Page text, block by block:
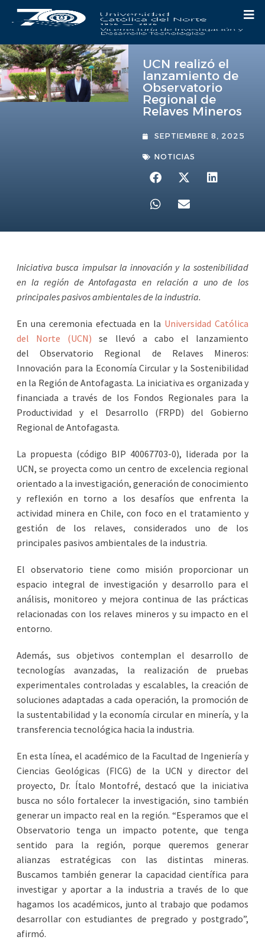
UCN realizó el
lanzamiento de
Observatorio
Regional de
Relaves Mineros
SEPTIEMBRE 8, 2025
NOTICIAS
Iniciativa busca impulsar la innovación y la sostenibilidad
en la región de Antofagasta en relación a uno de los
principales pasivos ambientales de la industria.
En una ceremonia efectuada en la Universidad Católica
del Norte (UCN) se llevó a cabo el lanzamiento
del Observatorio Regional de Relaves Mineros:
Innovación para la Economía Circular y la Sostenibilidad
en la Región de Antofagasta. La iniciativa es organizada y
financiada a través de los Fondos Regionales para la
Productividad y el Desarrollo (FRPD) del Gobierno
Regional de Antofagasta.
La propuesta (código BIP 40067703-0), liderada por la
UCN, se proyecta como un centro de excelencia regional
orientado a la investigación, generación de conocimiento
y reflexión en torno a los desafíos que enfrenta la
actividad minera en Chile, con foco en el tratamiento y
gestión de los relaves, considerados uno de los
principales pasivos ambientales de la industria.
El observatorio tiene como misión proporcionar un
espacio integral de investigación y desarrollo para el
análisis, monitoreo y mejora continua de las prácticas
relacionadas con los relaves mineros y su impacto en el
entorno.
Además, sus objetivos contemplan el desarrollo de
tecnologías avanzadas, la realización de pruebas
experimentales controladas y escalables, la creación de
soluciones adaptadas a cada operación, la promoción de
la sustentabilidad y la economía circular en minería, y la
transferencia tecnológica hacia la industria.
En esta línea, el académico de la Facultad de Ingeniería y
Ciencias Geológicas (FICG) de la UCN y director del
proyecto, Dr. Ítalo Montofré, destacó que la iniciativa
busca no sólo fortalecer la investigación, sino también
generar un impacto real en la región. “Esperamos que el
Observatorio tenga un impacto potente, que tenga
sentido para la región, porque queremos generar
alianzas estratégicas con las distintas mineras.
Buscamos también generar la capacidad científica para
investigar y aportar a la industria a través de lo que
hagamos los académicos, junto al trabajo que podamos
desarrollar con estudiantes de pregrado y postgrado”,
afirmó.